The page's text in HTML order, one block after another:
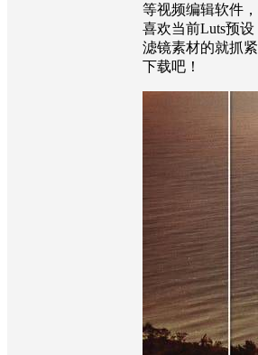
等视频编辑软件，
喜欢当前Luts预设
滤镜素材的就抓紧
下载吧！